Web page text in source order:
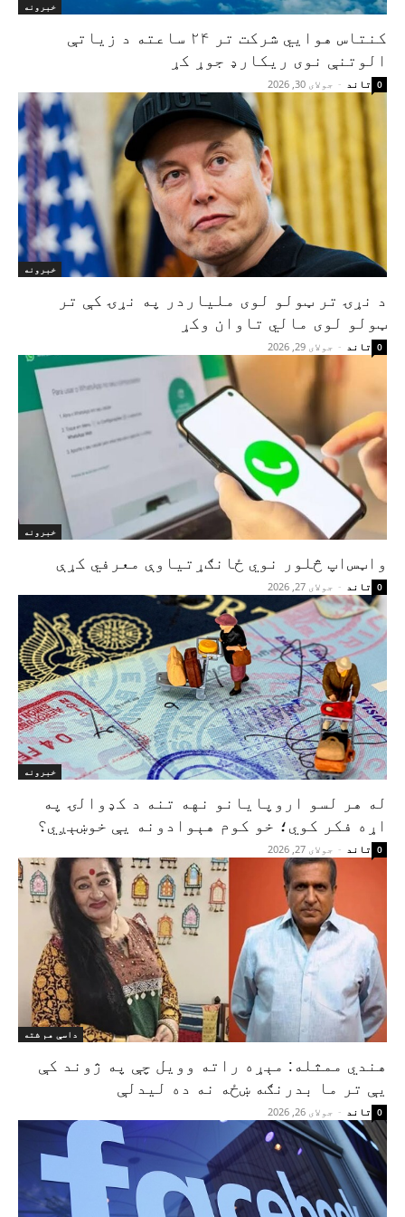
خبرونه
کنتاس هوايي شرکت تر ۲۴ ساعته د زیاتې
الوتنې نوی ریکارډ جوړ کړ
تاند - جولای 30, 2026 0
خبرونه
د نړۍ تر ټولو لوی ملیاردر په نړۍ کې تر
ټولو لوی مالي تاوان وکړ
تاند - جولای 29, 2026 0
خبرونه
واټس‌اپ څلور نوي ځانګړتیاوې معرفي کړې
تاند - جولای 27, 2026 0
خبرونه
له هر لسو اروپایانو نهه تنه د کډوالۍ په
اړه فکر کوي؛ خو کوم هېوادونه یې خوښېږي؟
تاند - جولای 27, 2026 0
داسې هم شته
هندي ممثله: مېړه راته وویل چې په ژوند کې
یې تر ما بدرنګه ښځه نه ده لیدلې
تاند - جولای 26, 2026 0